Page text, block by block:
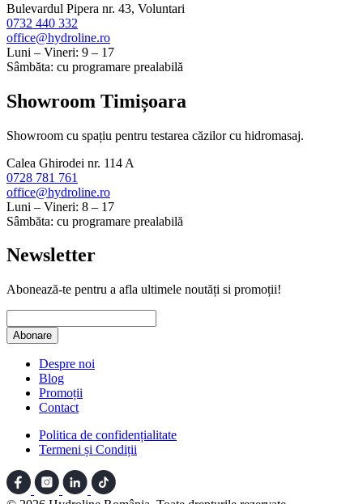
Bulevardul Pipera nr. 43, Voluntari
0732 440 332
office@hydroline.ro
Luni – Vineri: 9 – 17
Sâmbăta: cu programare prealabilă
Showroom Timișoara
Showroom cu spațiu pentru testarea căzilor cu hidromasaj.
Calea Ghirodei nr. 114 A
0728 781 761
office@hydroline.ro
Luni – Vineri: 8 – 17
Sâmbăta: cu programare prealabilă
Newsletter
Abonează-te pentru a afla ultimele noutăți si promoții!
Despre noi
Blog
Promoții
Contact
Politica de confidențialitate
Termeni și Condiții